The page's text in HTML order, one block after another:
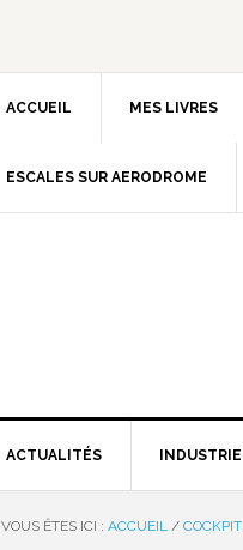
ACCUEIL MES LIVRES
ESCALES SUR AERODROME
ACTUALITÉS INDUSTRIE
VOUS ÊTES ICI : ACCUEIL / COCKPIT